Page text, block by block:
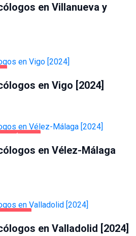
en Villanueva y
en Vigo [2024]
MÁLAGA
en Vélez-Málaga
en Valladolid [2024]